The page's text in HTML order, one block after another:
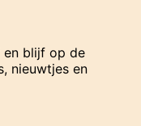
en blijf op de
nieuwtjes en